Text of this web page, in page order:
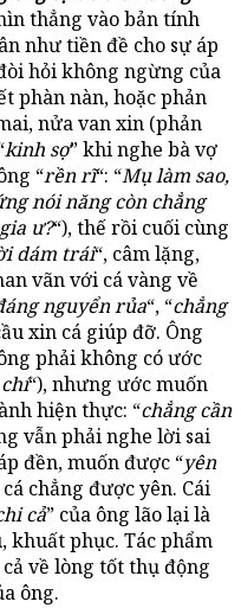
thẳng vào bản tính
như tiền đề cho sự áp
hỏi không ngừng của
phàn nàn, hoặc phản
nửa van xin (phản
kinh sợ” khi nghe bà vợ
“rền rĩ“: “Mụ làm sao,
nói năng còn chẳng
ư?“), thế rồi cuối cùng
dám trái“, câm lặng,
vãn với cá vàng về
nguyển rủa“, “chẳng
xin cá giúp đỡ. Ông
phải không có ước
“), nhưng ước muốn
hiện thực: “chẳng cần
vẫn phải nghe lời sai
đền, muốn được “yên
chẳng được yên. Cái
cả” của ông lão lại là
khuất phục. Tác phẩm
về lòng tốt thụ động
ông.